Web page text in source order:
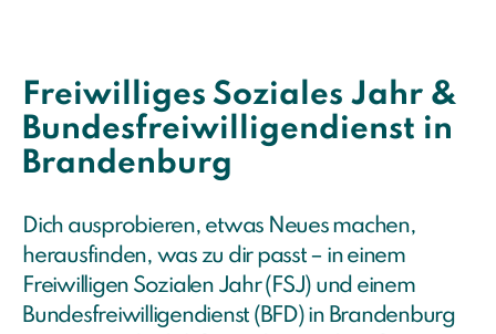
Freiwilliges Soziales Jahr &
Bundesfreiwilligendienst in
Brandenburg
Dich ausprobieren, etwas Neues machen,
herausfinden, was zu dir passt – in einem
Freiwilligen Sozialen Jahr (FSJ) und einem
Bundesfreiwilligendienst (BFD) in Brandenburg